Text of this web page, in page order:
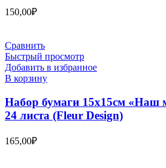
150,00₽
Сравнить
Быстрый просмотр
Добавить в избранное
В корзину
Набор бумаги 15х15см
24 листа (Fleur Design)
165,00₽